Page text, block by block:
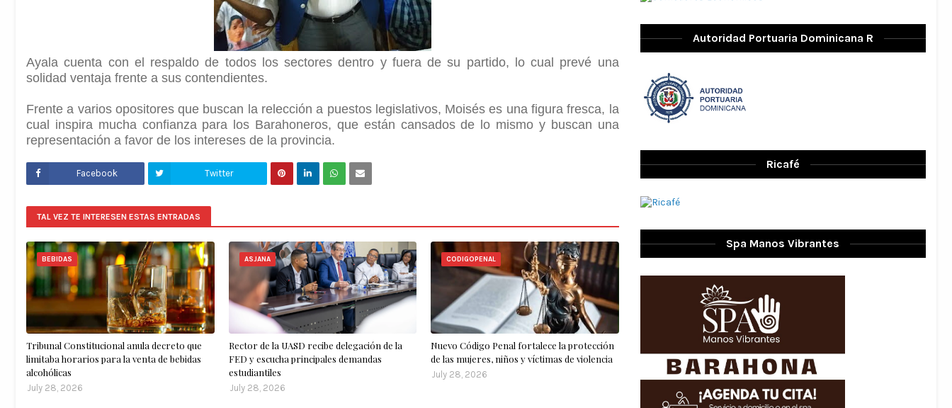
Ayala cuenta con el respaldo de todos los sectores dentro y fuera de su partido, lo cual prevé una
solidad ventaja frente a sus contendientes.
Frente a varios opositores que buscan la relección a puestos legislativos, Moisés es una figura fresca, la
cual inspira mucha confianza para los Barahoneros, que están cansados de lo mismo y buscan una
representación a favor de los intereses de la provincia.
Facebook Twitter
TAL VEZ TE INTERESEN ESTAS ENTRADAS
BEBIDAS
Tribunal Constitucional anula decreto que
limitaba horarios para la venta de bebidas
alcohólicas
July 28, 2026
ASJANA
Rector de la UASD recibe delegación de la
FED y escucha principales demandas
estudiantiles
July 28, 2026
CODIGOPENAL
Nuevo Código Penal fortalece la protección
de las mujeres, niños y víctimas de violencia
July 28, 2026
Autoridad Portuaria Dominicana R
Ricafé
Spa Manos Vibrantes